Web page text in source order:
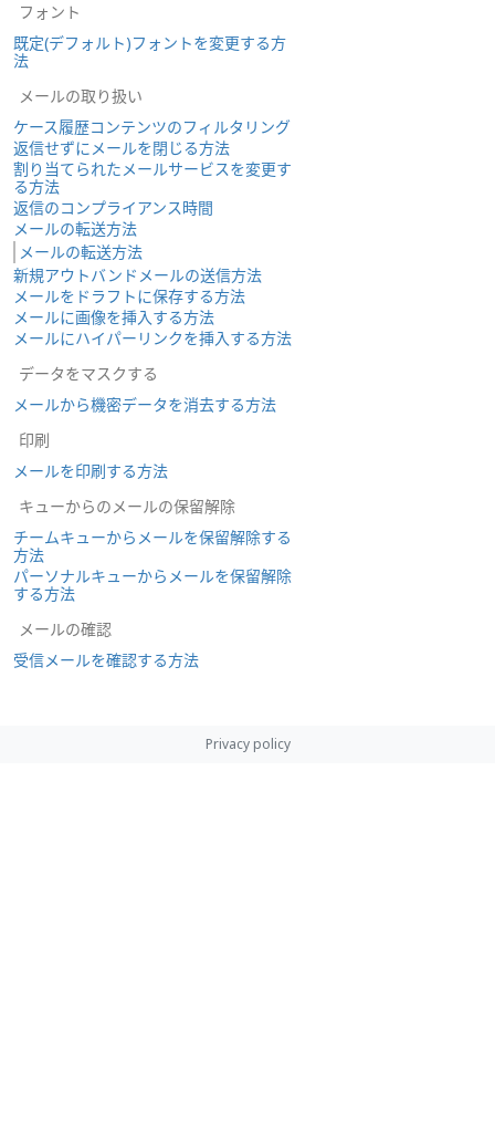
フォント
既定(デフォルト)フォントを変更する方
法
メールの取り扱い
ケース履歴コンテンツのフィルタリング
返信せずにメールを閉じる方法
割り当てられたメールサービスを変更す
る方法
返信のコンプライアンス時間
メールの転送方法
メールの転送方法
新規アウトバンドメールの送信方法
メールをドラフトに保存する方法
メールに画像を挿入する方法
メールにハイパーリンクを挿入する方法
データをマスクする
メールから機密データを消去する方法
印刷
メールを印刷する方法
キューからのメールの保留解除
チームキューからメールを保留解除する
方法
パーソナルキューからメールを保留解除
する方法
メールの確認
受信メールを確認する方法
Privacy policy